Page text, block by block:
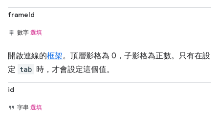
frameId
數字 選填
開啟連線的框架。頂層影格為 0，子影格為正數。只有在設
定 tab 時，才會設定這個值。
id
字串 選填